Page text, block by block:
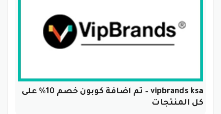
vipbrands ksa – تم اضافة كوبون خصم 10% على
كل المنتجات